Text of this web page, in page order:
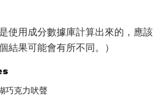
使用成分數據庫計算出來的，應該
結果可能會有所不同。）
巧克力吠聲